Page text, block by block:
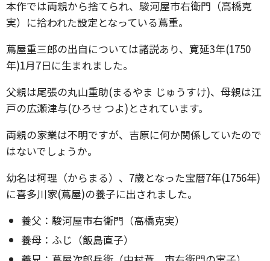
本作では両親から捨てられ、駿河屋市右衛門（高橋克
実）に拾われた設定となっている蔦重。
蔦屋重三郎の出自については諸説あり、寛延3年(1750
年)1月7日に生まれました。
父親は尾張の丸山重助(まるやま じゅうすけ)、母親は江
戸の広瀬津与(ひろせ つよ)とされています。
両親の家業は不明ですが、吉原に何か関係していたので
はないでしょうか。
幼名は柯理（からまる）、7歳となった宝暦7年(1756年)
に喜多川家(蔦屋)の養子に出されました。
養父：駿河屋市右衛門（高橋克実）
養母：ふじ（飯島直子）